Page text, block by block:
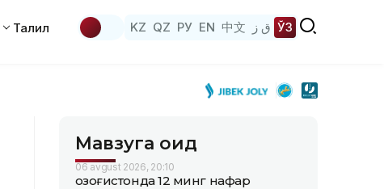
Таҳлил KZ QZ РУ EN 中文 ق ز ЎЗ
Мавзуга оид
06 avgust 2026, 20:10
Қозоғистонда 12 минг нафар